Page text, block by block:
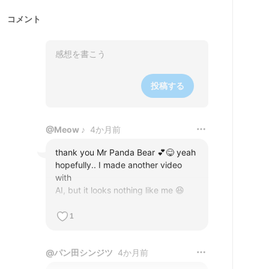
コメント
投稿する
@Meow ♪ 4か月前
thank you Mr Panda Bear 💕😋 yeah
hopefully.. I made another video
with
AI, but it looks nothing like me 😆
1
@パン田シンジツ 4か月前